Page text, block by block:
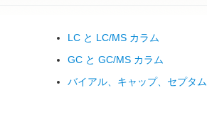
LC と LC/MS カラム
GC と GC/MS カラム
バイアル、キャップ、セプタム